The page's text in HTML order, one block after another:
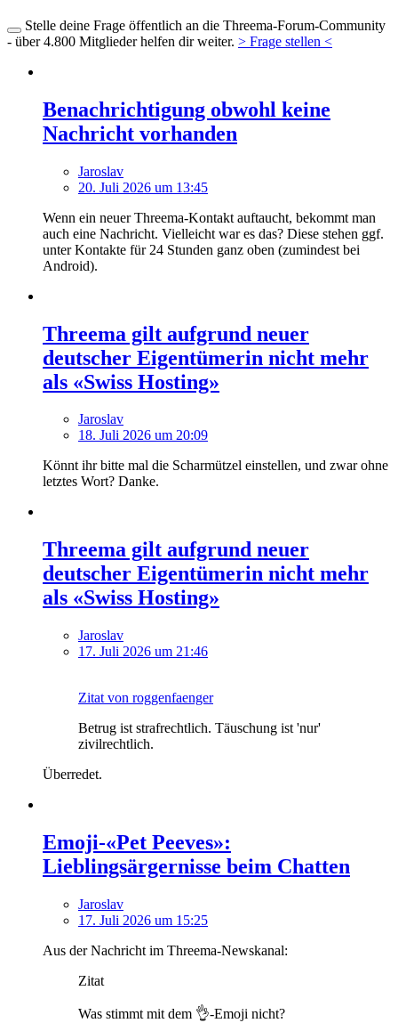
Stelle deine Frage öffentlich an die Threema-Forum-Community
- über 4.800 Mitglieder helfen dir weiter. > Frage stellen <
Benachrichtigung obwohl keine
Nachricht vorhanden
Jaroslav
20. Juli 2026 um 13:45
Wenn ein neuer Threema-Kontakt auftaucht, bekommt man
auch eine Nachricht. Vielleicht war es das? Diese stehen ggf.
unter Kontakte für 24 Stunden ganz oben (zumindest bei
Android).
Threema gilt aufgrund neuer
deutscher Eigentümerin nicht mehr
als «Swiss Hosting»
Jaroslav
18. Juli 2026 um 20:09
Könnt ihr bitte mal die Scharmützel einstellen, und zwar ohne
letztes Wort? Danke.
Threema gilt aufgrund neuer
deutscher Eigentümerin nicht mehr
als «Swiss Hosting»
Jaroslav
17. Juli 2026 um 21:46
Zitat von roggenfaenger
Betrug ist strafrechtlich. Täuschung ist 'nur'
zivilrechtlich.
Überredet.
Emoji-«Pet Peeves»:
Lieblingsärgernisse beim Chatten
Jaroslav
17. Juli 2026 um 15:25
Aus der Nachricht im Threema-Newskanal:
Zitat
Was stimmt mit dem 👌-Emoji nicht?